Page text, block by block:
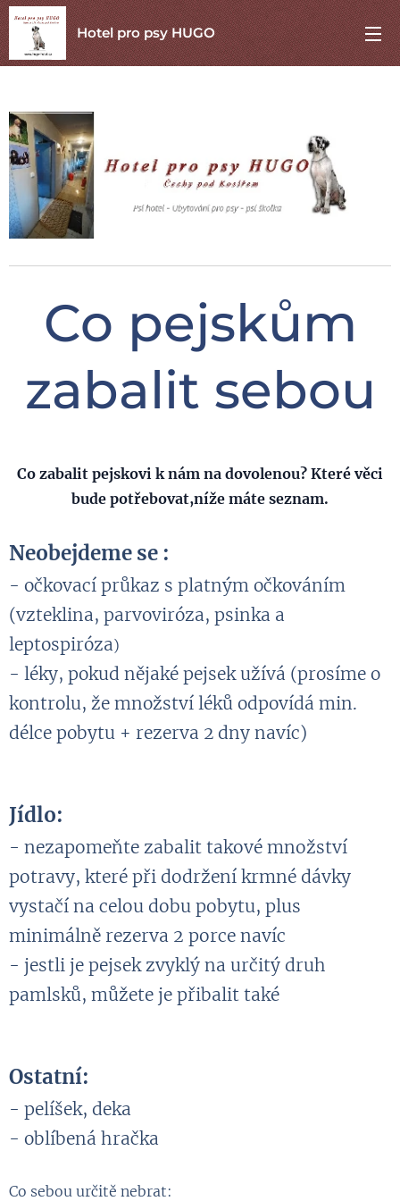
Hotel pro psy HUGO
Co pejskům
zabalit sebou
Co zabalit pejskovi k nám na dovolenou? Které věci
bude potřebovat,níže máte seznam.
Neobejdeme se :
- očkovací průkaz s platným očkováním
(vzteklina, parvoviróza, psinka a
leptospiróza)
- léky, pokud nějaké pejsek užívá (prosíme o
kontrolu, že množství léků odpovídá min.
délce pobytu + rezerva 2 dny navíc)
Jídlo:
- nezapomeňte zabalit takové množství
potravy, které při dodržení krmné dávky
vystačí na celou dobu pobytu, plus
minimálně rezerva 2 porce navíc
- jestli je pejsek zvyklý na určitý druh
pamlsků, můžete je přibalit také
Ostatní:
- pelíšek, deka
- oblíbená hračka
Co sebou určitě nebrat: